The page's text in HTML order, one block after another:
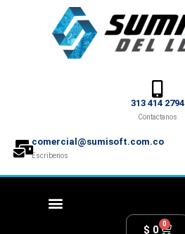
313 414 2794
Contactanos
comercial@sumisoft.com.co
Escribenos
$ 0 0